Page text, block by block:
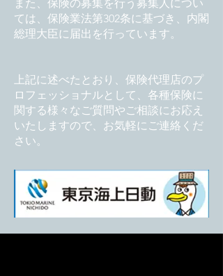
また、保険の募集を行う募集人につい
ては、保険業法第302条に基づき、内閣
総理大臣に届出を行っています。
上記に述べたとおり、保険代理店のプ
ロフェッショナルとして、各種保険に
関する様々なご質問やご相談にお応え
いたしますので、お気軽にご連絡くだ
さい。